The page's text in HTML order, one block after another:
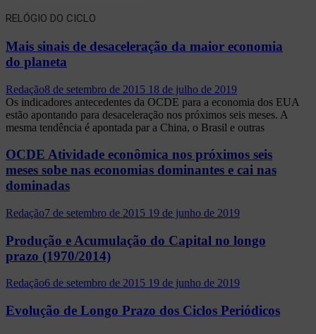
RELÓGIO DO CICLO
Mais sinais de desaceleração da maior economia
do planeta
Redação8 de setembro de 2015 18 de julho de 2019
Os indicadores antecedentes da OCDE para a economia dos EUA
estão apontando para desaceleração nos próximos seis meses. A
mesma tendência é apontada par a China, o Brasil e outras
OCDE Atividade econômica nos próximos seis
meses sobe nas economias dominantes e cai nas
dominadas
Redação7 de setembro de 2015 19 de junho de 2019
Produção e Acumulação do Capital no longo
prazo (1970/2014)
Redação6 de setembro de 2015 19 de junho de 2019
Evolução de Longo Prazo dos Ciclos Periódicos